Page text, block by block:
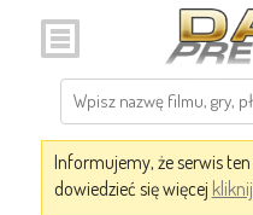
Informujemy, że serwis
dowiedzieć się więcej